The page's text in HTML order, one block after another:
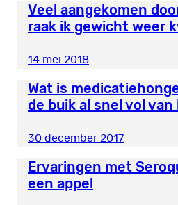
Veel aangekomen
raak ik gewicht weer
14 mei 2018
Wat is
de buik al snel vol
30 december 2017
Ervaringen met
een appel